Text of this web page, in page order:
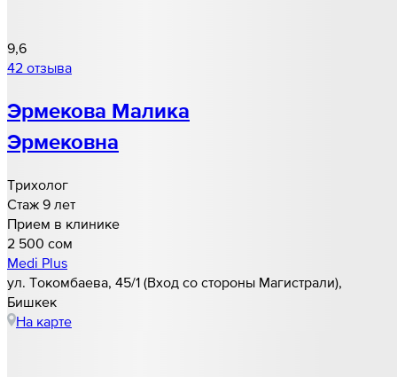
9,6
42 отзыва
Эрмекова Малика
Эрмековна
Трихолог
Стаж 9 лет
Прием в клинике
2 500 cом
Medi Plus
ул. Токомбаева, 45/1 (Вход со стороны Магистрали),
Бишкек
На карте